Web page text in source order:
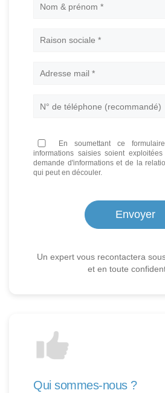
Nom
En soumettant ce
informations saisies soient
demande d'informations et de la
qui peut en découler.
Un expert vous recontactera
et en toute
Qui sommes-nous ?